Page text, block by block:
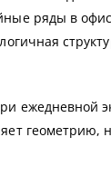
ряды в
ежедневной
геометрию,